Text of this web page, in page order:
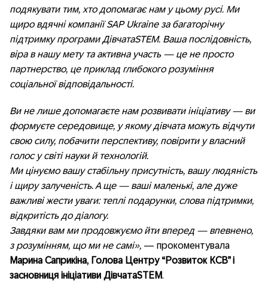
подякувати тим, хто допомагає нам у цьому русі. Ми
щиро вдячні компанії SAP Ukraine за багаторічну
підтримку програми ДівчатаSTEM. Ваша послідовність,
віра в нашу мету та активна участь — це не просто
партнерство, це приклад глибокого розуміння
соціальної відповідальності.
Ви не лише допомагаєте нам розвивати ініціативу — ви
формуєте середовище, у якому дівчата можуть відчути
свою силу, побачити перспективу, повірити у власний
голос у світі науки й технологій.
Ми цінуємо вашу стабільну присутність, вашу людяність
і щиру залученість. А ще — ваші маленькі, але дуже
важливі жести уваги: теплі подарунки, слова підтримки,
відкритість до діалогу.
Завдяки вам ми продовжуємо йти вперед — впевнено,
з розумінням, що ми не самі», — прокоментувала
Марина Саприкіна, Голова Центру “Розвиток КСВ” і
засновниця ініціативи ДівчатаSTEM.